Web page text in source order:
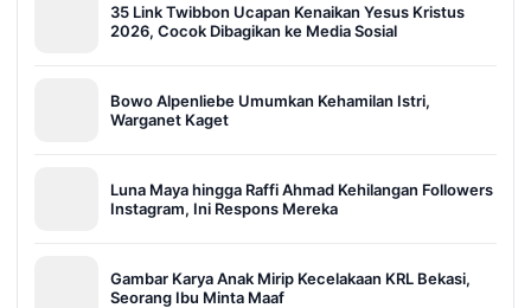
35 Link Twibbon Ucapan Kenaikan Yesus Kristus
2026, Cocok Dibagikan ke Media Sosial
Bowo Alpenliebe Umumkan Kehamilan Istri,
Warganet Kaget
Luna Maya hingga Raffi Ahmad Kehilangan Followers
Instagram, Ini Respons Mereka
Gambar Karya Anak Mirip Kecelakaan KRL Bekasi,
Seorang Ibu Minta Maaf